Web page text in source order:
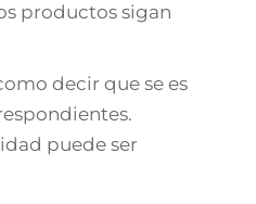
productos sigan
decir que se es
puede ser